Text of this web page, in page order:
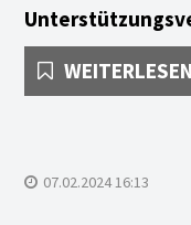
Eurodistrict
07.02.2024 16:13